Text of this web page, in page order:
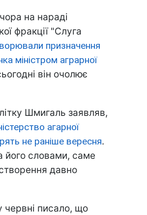
на нараді
фракції "Слуга
призначення
міністром аграрної
він очолює
Шмигаль заявляв,
агарної
не раніше вересня.
його словами, саме
давно
червні писало, що